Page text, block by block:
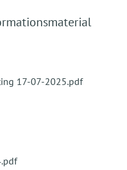
17-07-2025.pdf